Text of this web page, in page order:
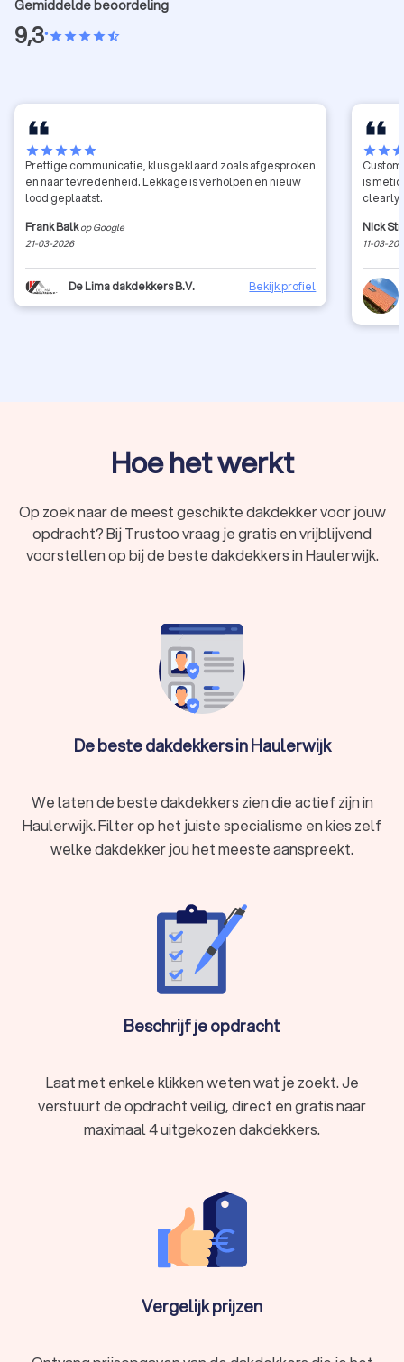
Gemiddelde beoordeling
9,3•starstarstarstarstar_half
starstarstarstarstar
Prettige communicatie, klus geklaard zoals afgesproken
en naar tevredenheid. Lekkage is verholpen en nieuw
lood geplaatst.
Frank Balk op Google
21-03-2026
De Lima dakdekkers B.V. Bekijk profiel
starstar
is
clearly
Nick
11-03-
Hoe het werkt
Op zoek naar de meest geschikte dakdekker voor jouw
opdracht? Bij Trustoo vraag je gratis en vrijblijvend
voorstellen op bij de beste dakdekkers in Haulerwijk.
De beste dakdekkers in Haulerwijk
We laten de beste dakdekkers zien die actief zijn in
Haulerwijk. Filter op het juiste specialisme en kies zelf
welke dakdekker jou het meeste aanspreekt.
Beschrijf je opdracht
Laat met enkele klikken weten wat je zoekt. Je
verstuurt de opdracht veilig, direct en gratis naar
maximaal 4 uitgekozen dakdekkers.
Vergelijk prijzen